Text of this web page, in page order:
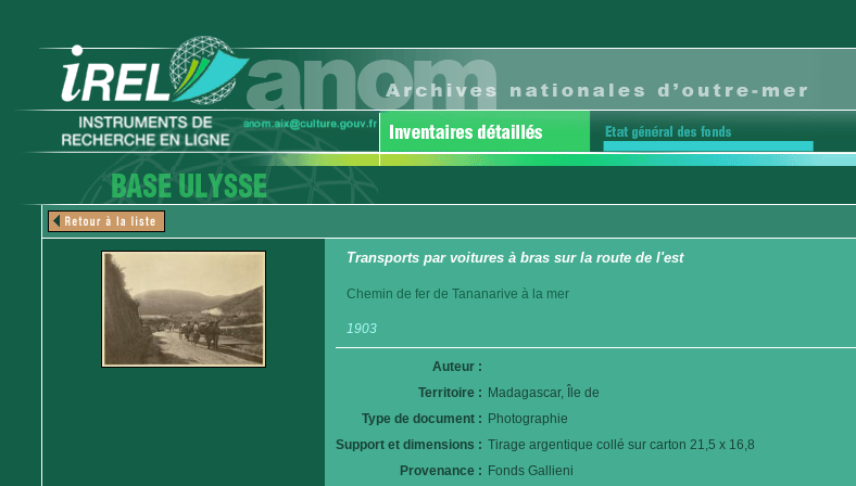
Transports par voitures à bras sur la route de l'est
Chemin de fer de Tananarive à la mer
1903
Auteur :
Territoire : Madagascar, Île de
Type de document : Photographie
Support et dimensions : Tirage argentique collé sur carton 21,5 x 16,8
Provenance : Fonds Gallieni